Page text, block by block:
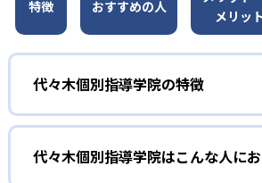
特徴 おすすめの人
メリッ
代々木個別指導学院の特徴
01
代々木方式の成績アップ方程式
目指す
代々木個別指導学院はこんな人に